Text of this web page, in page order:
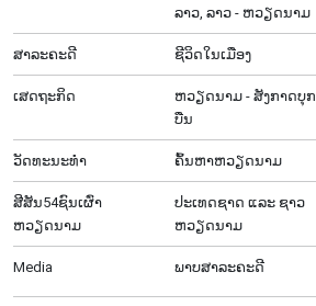
ລາວ, ລາວ - ຫວຽດນາມ
ສາລະຄະດີ ຊີ​ວິດ​ໃນ​ເມືອງ
ເສດຖະກິດ
ຫວຽດ​ນາມ - ສັງ​ກາດ​ບຸກ​
ບືນ
ວັດທະນະທໍາ ຄົ້ນຫາຫວຽດນາມ
ສີສັນ54ຊົນເຜົ່າ
ຫວຽດນາມ
ປະເທດຊາດ ແລະ ຊາວ
ຫວຽດນາມ
Media ພາບສາລະຄະດີ